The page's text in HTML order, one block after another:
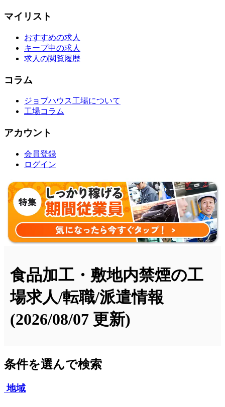
マイリスト
おすすめの求人
キープ中の求人
求人の閲覧履歴
コラム
ジョブハウス工場について
工場コラム
アカウント
会員登録
ログイン
食品加工・敷地内禁煙の工
場求人/転職/派遣情報
(2026/08/07 更新)
条件を選んで検索
地域